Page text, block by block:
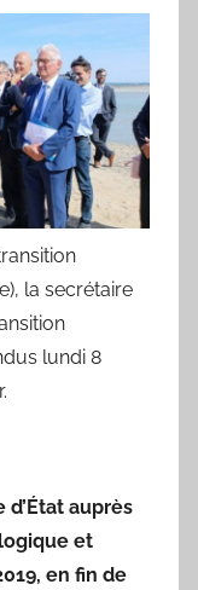
la secrétaire
lundi 8
auprès
et
en fin de